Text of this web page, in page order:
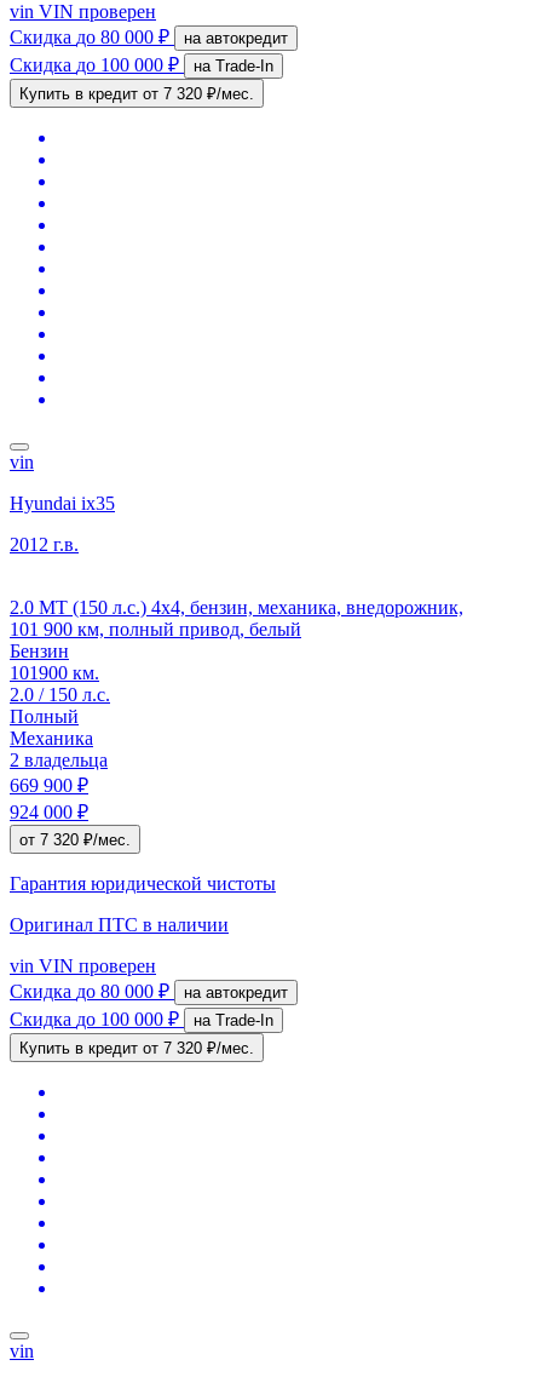
vin VIN проверен
Скидка до 80 000 ₽ на автокредит
Скидка до 100 000 ₽
на Trade-In
Купить в кредит от 7 320 ₽/мес.
vin
Hyundai ix35
2012 г.в.
2.0 MT (150 л.с.) 4x4, бензин, механика, внедорожник,
101 900 км, полный привод, белый
Бензин
101900 км.
2.0 / 150 л.с.
Полный
Механика
2 владельца
669 900 ₽
924 000 ₽
от 7 320 ₽/мес.
Гарантия юридической чистоты
Оригинал ПТС в наличии
vin VIN проверен
Скидка до 80 000 ₽ на автокредит
Скидка до 100 000 ₽
на Trade-In
Купить в кредит от 7 320 ₽/мес.
vin